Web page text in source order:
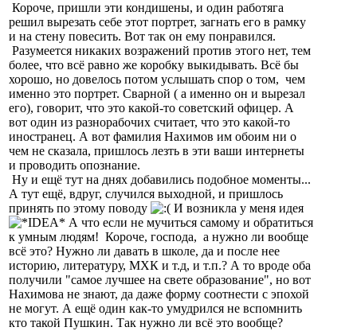
Короче, пришли эти кондишены, и один работяга
решил вырезать себе этот портрет, загнать его в рамку
и на стену повесить. Вот так он ему понравился.
Разумеется никаких возражений против этого нет, тем
более, что всё равно же коробку выкидывать. Всё бы
хорошо, но довелось потом услышать спор о том, чем
именно это портрет. Сварной ( а именно он и вырезал
его), говорит, что это какой-то советский офицер. А
вот один из разнорабочих считает, что это какой-то
иностранец. А вот фамилия Нахимов им обоим ни о
чем не сказала, пришлось лезть в эти ваши интернеты
и проводить опознание.
Ну и ещё тут на днях добавились подобное моменты...
А тут ещё, вдруг, случился выходной, и пришлось
принять по этому поводу
И возникла у меня идея
А что если не мучиться самому и обратиться
к умным людям! Короче, господа, а нужно ли вообще
всё это? Нужно ли давать в школе, да и после нее
историю, литературу, МХК и т.д, и т.п.? А то вроде оба
получили "самое лучшее на свете образование", но вот
Нахимова не знают, да даже форму соотнести с эпохой
не могут. А ещё один как-то умудрился не вспомнить
кто такой Пушкин. Так нужно ли всё это вообще?